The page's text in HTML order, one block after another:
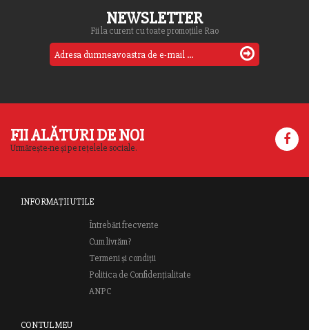
NEWSLETTER
Fii la curent cu toate promoțiile Rao
FII ALĂTURI DE NOI
Urmărește-ne și pe rețelele sociale.
INFORMAȚII UTILE
Întrebări frecvente
Cum livrăm?
Termeni și condiții
Politica de Confidențialitate
ANPC
CONTUL MEU